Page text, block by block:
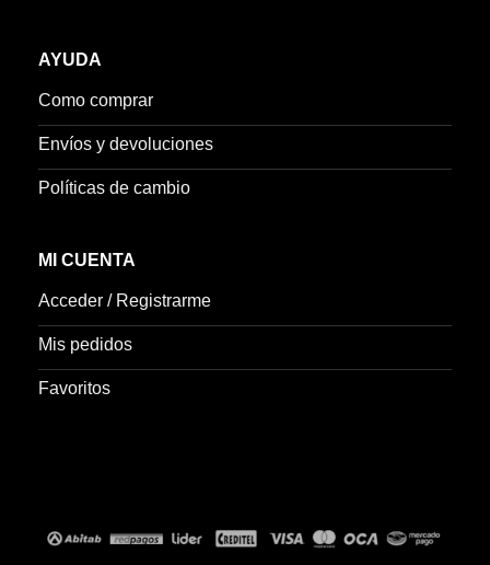
AYUDA
Como comprar
Envíos y devoluciones
Políticas de cambio
MI CUENTA
Acceder / Registrarme
Mis pedidos
Favoritos